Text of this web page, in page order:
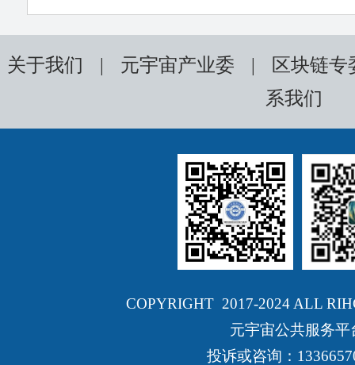
关于我们 | 元宇宙产业委 |
区块链专
系我们
COPYRIGHT 2017-2024 ALL
元宇宙公共服务平
投诉或咨询：